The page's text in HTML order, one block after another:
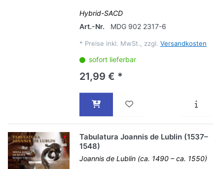
Hybrid-SACD
Art.-Nr.
MDG 902 2317-6
* Preise inkl. MwSt., zzgl. Versandkosten
sofort lieferbar
21,99 € *
Tabulatura Joannis de Lublin (1537–
1548)
Joannis de Lublin (ca. 1490 – ca. 1550)